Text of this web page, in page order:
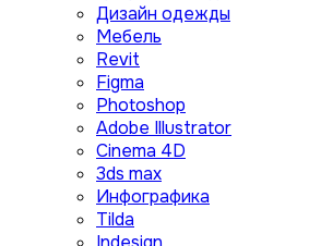
Дизайн одежды
Мебель
Revit
Figma
Photoshop
Adobe Illustrator
Сinema 4D
3ds max
Инфографика
Tilda